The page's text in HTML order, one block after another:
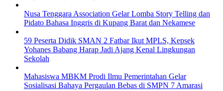
Nusa Tenggara Association Gelar Lomba Story Telling dan
Pidato Bahasa Inggris di Kupang Barat dan Nekamese
59 Peserta Didik SMAN 2 Fatbar Ikut MPLS, Kepsek
Yohanes Babang Harap Jadi Ajang Kenal Lingkungan
Sekolah
Mahasiswa MBKM Prodi Ilmu Pemerintahan Gelar
Sosialisasi Bahaya Pergaulan Bebas di SMPN 7 Amarasi